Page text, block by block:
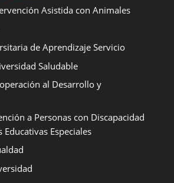
Asistida con Animales
de Aprendizaje Servicio
Saludable
al Desarrollo y
a Personas con Discapacidad
Educativas Especiales